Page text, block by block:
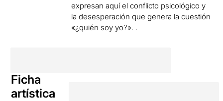
expresan aquí el conflicto psicológico y
la desesperación que genera la cuestión
«¿quién soy yo?». .
Ficha
artística